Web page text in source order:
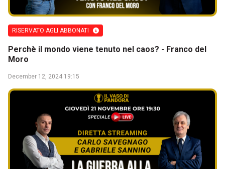
RISERVATO AGLI ABBONATI
Perchè il mondo viene tenuto nel caos? - Franco del
Moro
December 12, 2024 19:15